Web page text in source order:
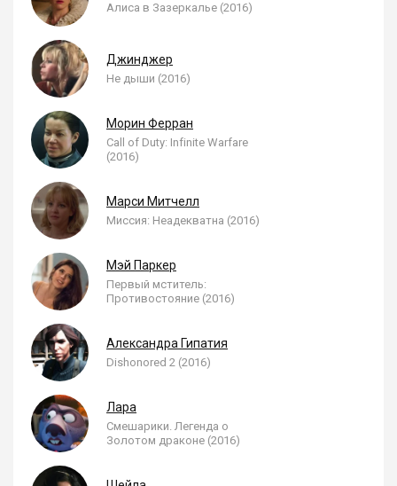
Алиса в Зазеркалье (2016)
Джинджер
Не дыши (2016)
Морин Ферран
Call of Duty: Infinite Warfare
(2016)
Марси Митчелл
Миссия: Неадекватна (2016)
Мэй Паркер
Первый мститель:
Противостояние (2016)
Александра Гипатия
Dishonored 2 (2016)
Лара
Смешарики. Легенда о
Золотом драконе (2016)